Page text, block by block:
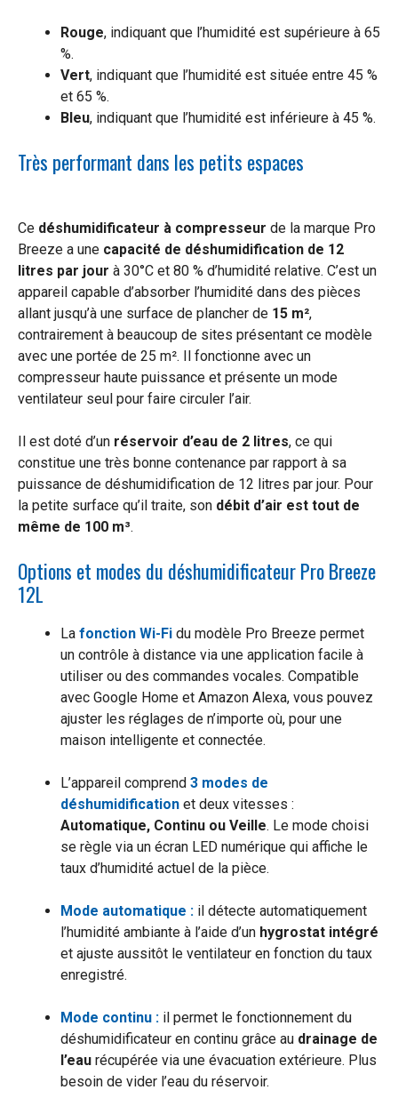
Rouge, indiquant que l’humidité est supérieure à 65
%.
Vert, indiquant que l’humidité est située entre 45 %
et 65 %.
Bleu, indiquant que l’humidité est inférieure à 45 %.
Très performant dans les petits espaces
Ce déshumidificateur à compresseur de la marque Pro
Breeze a une capacité de déshumidification de 12
litres par jour à 30°C et 80 % d’humidité relative. C’est un
appareil capable d’absorber l’humidité dans des pièces
allant jusqu’à une surface de plancher de 15 m²,
contrairement à beaucoup de sites présentant ce modèle
avec une portée de 25 m². Il fonctionne avec un
compresseur haute puissance et présente un mode
ventilateur seul pour faire circuler l’air.
Il est doté d’un réservoir d’eau de 2 litres, ce qui
constitue une très bonne contenance par rapport à sa
puissance de déshumidification de 12 litres par jour. Pour
la petite surface qu’il traite, son débit d’air est tout de
même de 100 m³.
Options et modes du déshumidificateur Pro Breeze
12L
La fonction Wi-Fi du modèle Pro Breeze permet
un contrôle à distance via une application facile à
utiliser ou des commandes vocales. Compatible
avec Google Home et Amazon Alexa, vous pouvez
ajuster les réglages de n’importe où, pour une
maison intelligente et connectée.
L’appareil comprend 3 modes de
déshumidification et deux vitesses :
Automatique, Continu ou Veille. Le mode choisi
se règle via un écran LED numérique qui affiche le
taux d’humidité actuel de la pièce.
Mode automatique : il détecte automatiquement
l’humidité ambiante à l’aide d’un hygrostat intégré
et ajuste aussitôt le ventilateur en fonction du taux
enregistré.
Mode continu : il permet le fonctionnement du
déshumidificateur en continu grâce au drainage de
l’eau récupérée via une évacuation extérieure. Plus
besoin de vider l’eau du réservoir.